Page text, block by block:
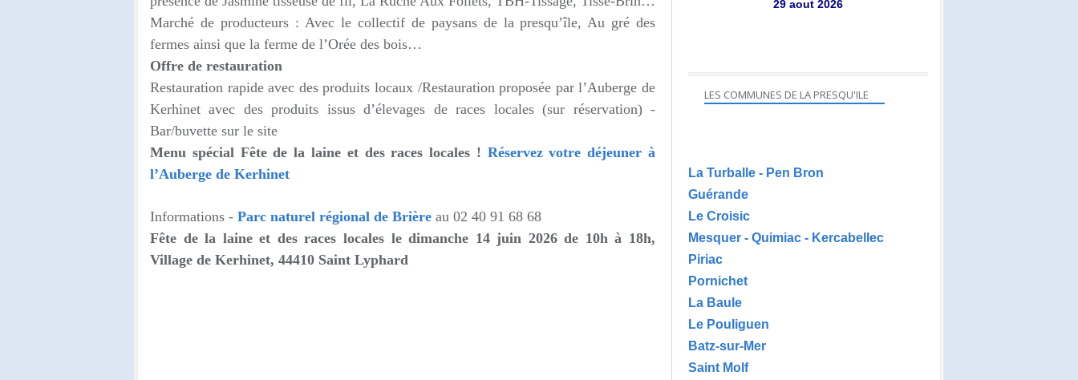
Marché de producteurs : Avec le collectif de paysans de la presqu’île, Au gré des
fermes ainsi que la ferme de l’Orée des bois…
Offre de restauration
Restauration rapide avec des produits locaux /Restauration proposée par l’Auberge de
Kerhinet avec des produits issus d’élevages de races locales (sur réservation) -
Bar/buvette sur le site
Menu spécial Fête de la laine et des races locales ! Réservez votre déjeuner à
l’Auberge de Kerhinet
Informations - Parc naturel régional de Brière au 02 40 91 68 68
Fête de la laine et des races locales le dimanche 14 juin 2026 de 10h à 18h,
Village de Kerhinet, 44410 Saint Lyphard
29 aout 2026
LES COMMUNES DE LA PRESQU'ILE
La Turballe - Pen Bron
Guérande
Le Croisic
Mesquer - Quimiac - Kercabellec
Piriac
Pornichet
La Baule
Le Pouliguen
Batz-sur-Mer
Saint Molf